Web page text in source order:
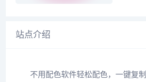
站点介绍
不用配色软件轻松配色，一键复